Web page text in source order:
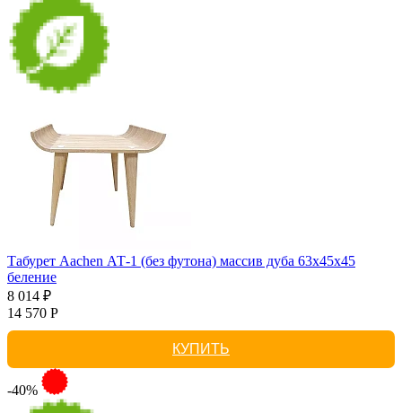
Табурет Aachen АТ-1 (без футона) массив дуба 63х45х45
беление
8 014 ₽
14 570 Р
КУПИТЬ
-40%